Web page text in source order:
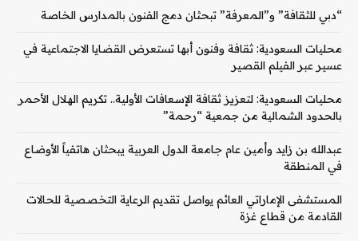
“دبي للثقافة” و”المعرفة” تبحثان دمج الفنون بالمدارس الخاصة
محليات السعودية: ثقافة وفنون أبها تستعرض القضايا الاجتماعية في
عسير عبر الفيلم القصير
محليات السعودية: لتعزيز ثقافة الإسعافات الأولية.. تكريم الهلال الأحمر
بالحدود الشمالية من جمعية “رحمة”
عبدالله بن زايد وأمين عام جامعة الدول العربية يبحثان هاتفياً الأوضاع
في المنطقة
المستشفى الإماراتي العائم يواصل تقديم الرعاية التخصصية للحالات
القادمة من قطاع غزة